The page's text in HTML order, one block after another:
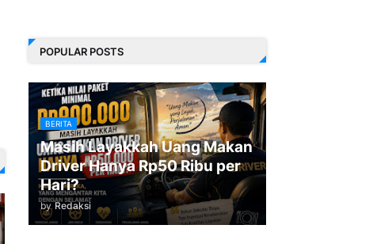
POPULAR POSTS
BERITA
Masih Layakkah Uang Makan
Driver Hanya Rp50 Ribu per
Hari?
by Redaksi